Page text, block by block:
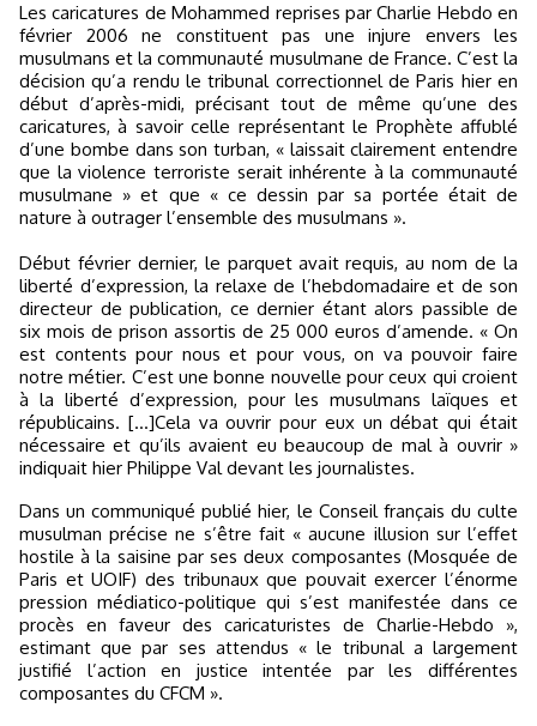
Les caricatures de Mohammed reprises par Charlie Hebdo en
février 2006 ne constituent pas une injure envers les
musulmans et la communauté musulmane de France. C’est la
décision qu’a rendu le tribunal correctionnel de Paris hier en
début d’après-midi, précisant tout de même qu’une des
caricatures, à savoir celle représentant le Prophète affublé
d’une bombe dans son turban, « laissait clairement entendre
que la violence terroriste serait inhérente à la communauté
musulmane » et que « ce dessin par sa portée était de
nature à outrager l’ensemble des musulmans ».
Début février dernier, le parquet avait requis, au nom de la
liberté d’expression, la relaxe de l’hebdomadaire et de son
directeur de publication, ce dernier étant alors passible de
six mois de prison assortis de 25 000 euros d’amende. « On
est contents pour nous et pour vous, on va pouvoir faire
notre métier. C’est une bonne nouvelle pour ceux qui croient
à la liberté d’expression, pour les musulmans laïques et
républicains. […]Cela va ouvrir pour eux un débat qui était
nécessaire et qu’ils avaient eu beaucoup de mal à ouvrir »
indiquait hier Philippe Val devant les journalistes.
Dans un communiqué publié hier, le Conseil français du culte
musulman précise ne s’être fait « aucune illusion sur l’effet
hostile à la saisine par ses deux composantes (Mosquée de
Paris et UOIF) des tribunaux que pouvait exercer l’énorme
pression médiatico-politique qui s’est manifestée dans ce
procès en faveur des caricaturistes de Charlie-Hebdo »,
estimant que par ses attendus « le tribunal a largement
justifié l’action en justice intentée par les différentes
composantes du CFCM ».